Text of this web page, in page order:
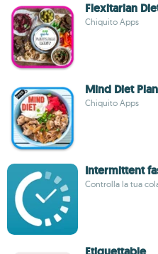
Flexitarian
Chiquito Apps
Mind Diet Plan
Chiquito Apps
Intermittent
Controlla la tua